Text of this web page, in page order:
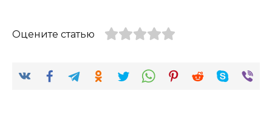
Оцените статью